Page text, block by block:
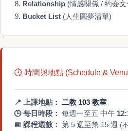
Relationship (情感關係 / 约会文
Bucket List (人生圓夢清單)
⏱️ 時間與地點 (Schedule &
📍 上課地點：
二教 103 教室
🕒 每日時段： 每週一至五 中午
📅 課程週數： 第 5 週至第 15 週 (